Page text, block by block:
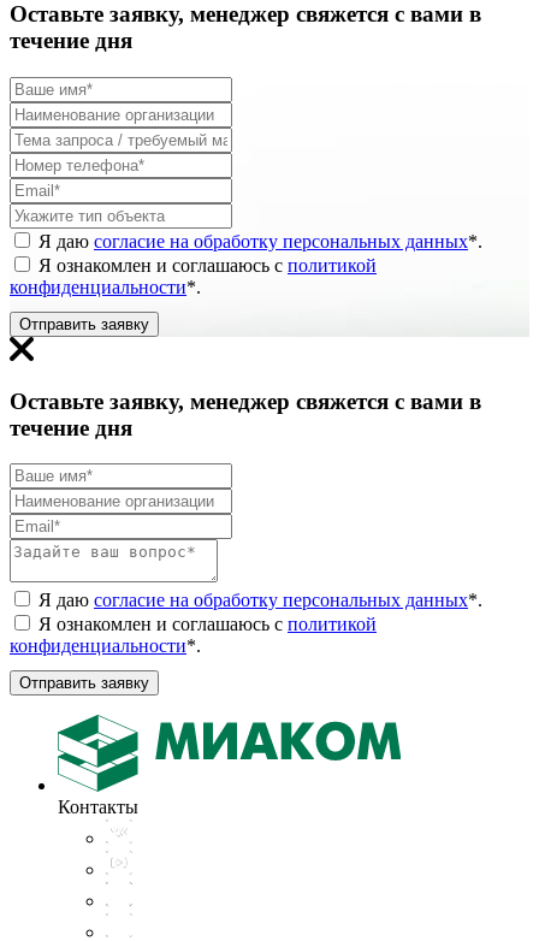
Оставьте заявку, менеджер свяжется с вами в
течение дня
Я даю согласие на обработку персональных данных*.
Я ознакомлен и соглашаюсь с политикой
конфиденциальности*.
Отправить заявку
Оставьте заявку, менеджер свяжется с вами в
течение дня
Я даю согласие на обработку персональных данных*.
Я ознакомлен и соглашаюсь с политикой
конфиденциальности*.
Отправить заявку
Контакты